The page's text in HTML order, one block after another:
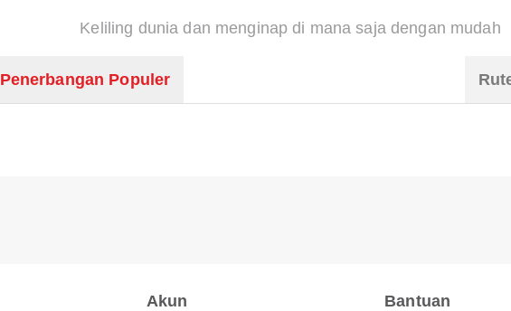
Keliling dunia dan menginap di mana saja dengan mudah
Penerbangan Populer
Akun Bantuan